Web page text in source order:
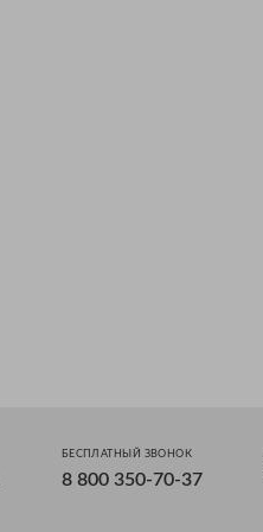
БЕСПЛАТНЫЙ ЗВОНОК
8 800 350-70-37